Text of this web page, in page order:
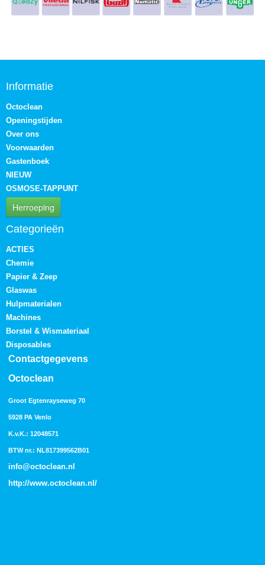
Informatie
Octoclean
Openingstijden
Over ons
Voorwaarden
Gastenboek
NIEUW
OSMOSE-TAPPUNT
Herroeping
Categorieën
ACTIES
Chemie
Papier & Zeep
Glaswas
Hulpmaterialen
Machines
Borstel & Wismateriaal
Disposables
Contactgegevens
Octoclean
Groot Egtenrayseweg 70
5928 PA Venlo
K.v.K.: 12048571
BTW nr.: NL817399562B01
info@octoclean.nl
http://www.octoclean.nl /